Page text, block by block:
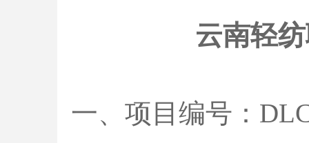
云南轻
一、项目编号：